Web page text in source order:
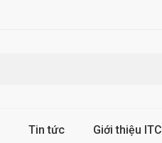
Tin tức Giới thiệu ITC